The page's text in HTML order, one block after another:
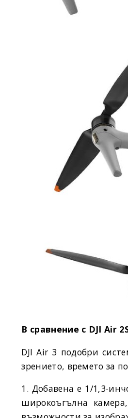
В сравнение с DJI Air
DJI Air 3 подобри
зрението, времето за
1. Добавена е 1/1,3-
широкоъгълна